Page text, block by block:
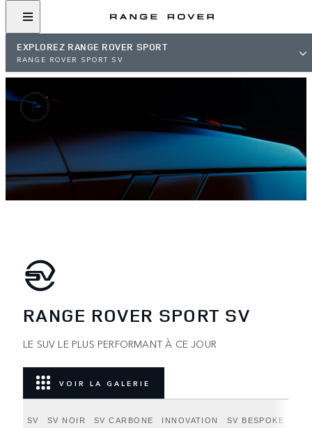
EXPLOREZ RANGE ROVER SPORT
RANGE ROVER SPORT SV
RANGE ROVER SPORT SV
LE SUV LE PLUS PERFORMANT À CE JOUR
VOIR LA GALERIE
SV SV NOIR SV CARBONE INNOVATION SV BESPOKE